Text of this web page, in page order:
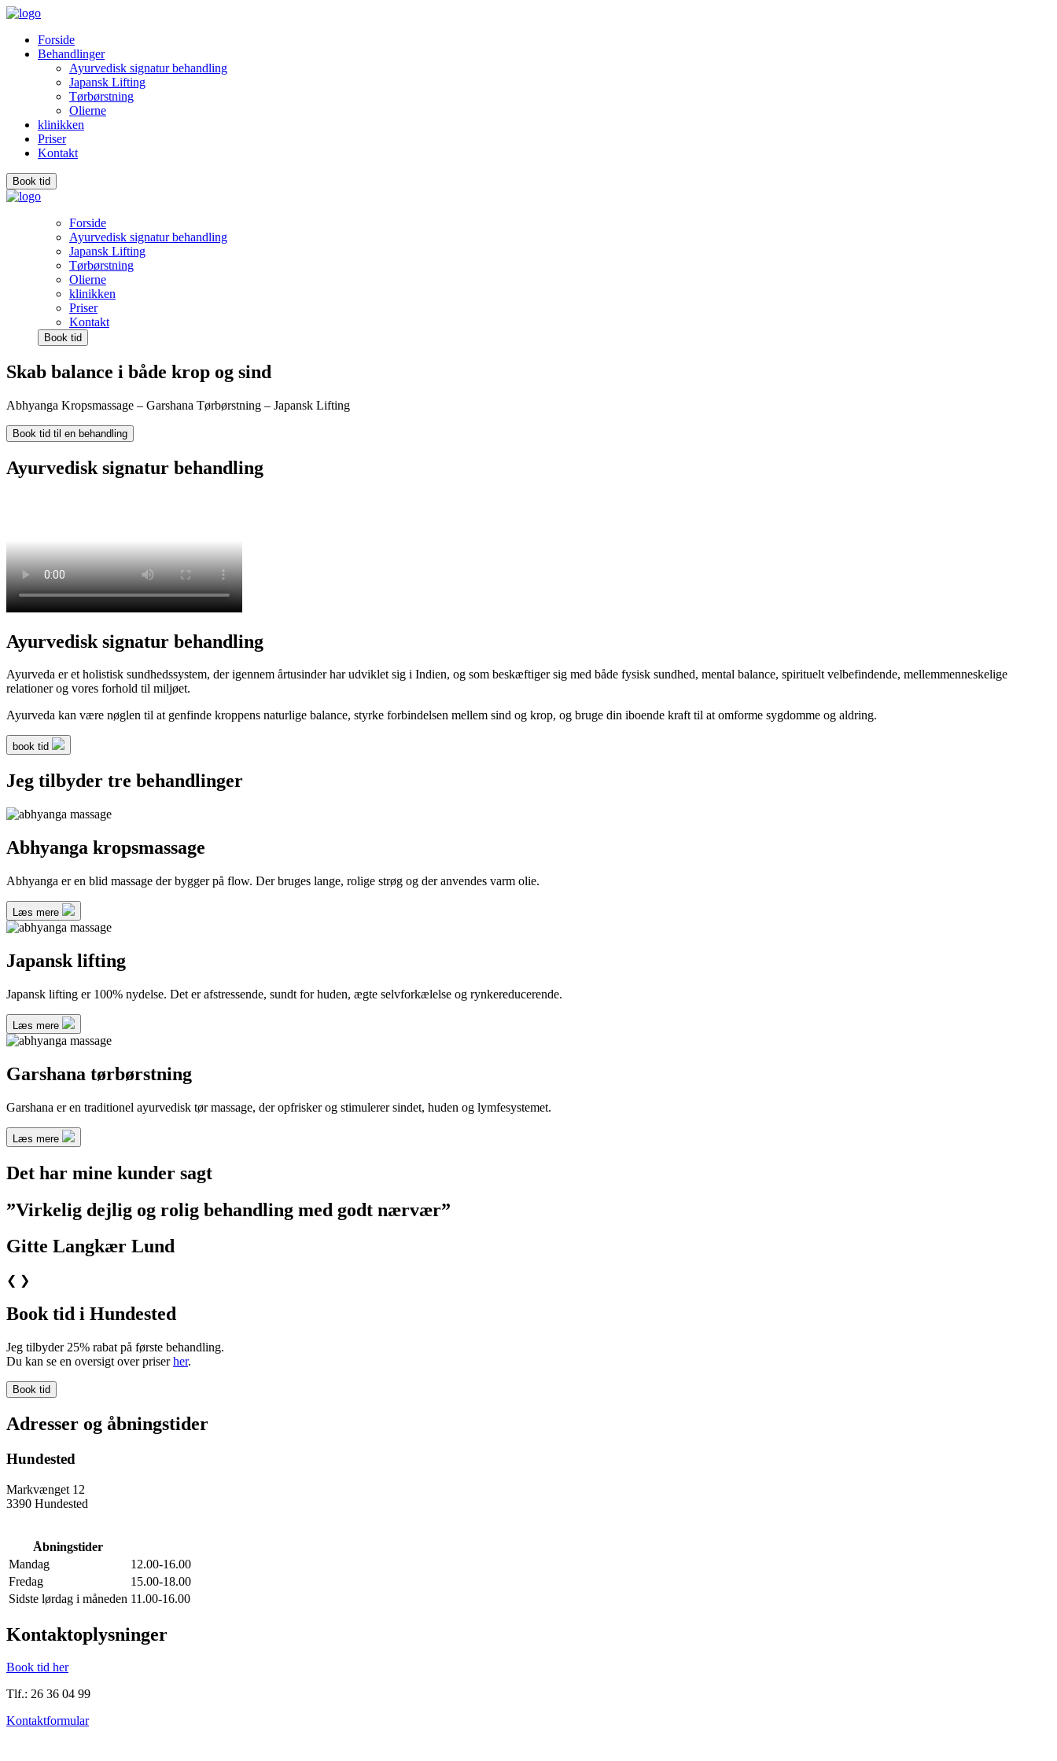
Skip
contentForside
Behandlinger
Ayurvedisk signatur behandling
Japansk Lifting
Tørbørstning
Olierne
klinikken
Priser
Kontakt
Book tid
Forside
Ayurvedisk signatur behandling
Japansk Lifting
Tørbørstning
Olierne
klinikken
Priser
Kontakt
Book tid
Skab balance i både krop og sind
Abhyanga Kropsmassage – Garshana Tørbørstning – Japansk Lifting
Book tid til en behandling
Ayurvedisk signatur behandling
Ayurvedisk signatur behandling
Ayurveda er et holistisk sundhedssystem, der igennem årtusinder har udviklet sig i Indien, og som beskæftiger sig med både fysisk sundhed, mental balance, spirituelt velbefindende, mellemmenneskelige
relationer og vores forhold til miljøet.
Ayurveda kan være nøglen til at genfinde kroppens naturlige balance, styrke forbindelsen mellem sind og krop, og bruge din iboende kraft til at omforme sygdomme og aldring.
book tid
Jeg tilbyder tre behandlinger
Abhyanga kropsmassage
Abhyanga er en blid massage der bygger på flow. Der bruges lange, rolige strøg og der anvendes varm olie.
Læs mere
Japansk lifting
Japansk lifting er 100% nydelse. Det er afstressende, sundt for huden, ægte selvforkælelse og rynkereducerende.
Læs mere
Garshana tørbørstning
Garshana er en traditionel ayurvedisk tør massage, der opfrisker og stimulerer sindet, huden og lymfesystemet.
Læs mere
Det har mine kunder sagt
”Virkelig dejlig og rolig behandling med godt nærvær”
Gitte Langkær Lund
❮ ❯
Book tid i Hundested
Jeg tilbyder 25% rabat på første behandling.
Du kan se en oversigt over priserher.
Book tid
Adresser og åbningstider
Hundested
Markvænget 12
3390 Hundested
Åbningstider
Mandag
12.00-16.00
Fredag
15.00-18.00
Sidste lørdag i måneden 11.00-16.00
Kontaktoplysninger
Book tid her
Tlf.: 26 36 04 99
Kontaktformular